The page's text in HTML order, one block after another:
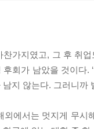
행 중
가지였고, 그 후 취
회가 남았을 것이다.
지 않는다. 그러니
외에서는 멋지게 무